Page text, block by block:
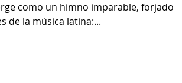
como un himno imparable, forjado
de la música latina:...